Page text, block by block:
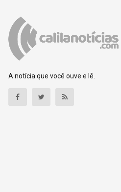
A notícia que você ouve e lê.